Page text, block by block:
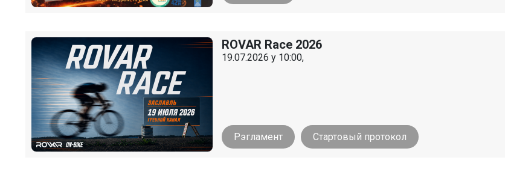
ROVAR Race 2026
19.07.2026 у 10:00,
Рэгламент Стартовый протокол